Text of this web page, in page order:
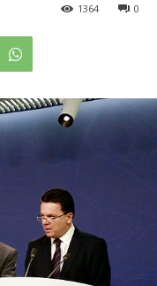
0
1364